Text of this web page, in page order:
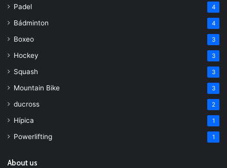
Padel 4
Bádminton 4
Boxeo 3
Hockey 3
Squash 3
Mountain Bike 3
ducross 2
Hípica 1
Powerlifting 1
About us